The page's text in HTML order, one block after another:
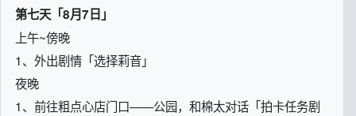
第七天「8月7日」
上午~傍晚
1、外出剧情「选择莉音」
夜晚
1、前往粗点心店门口——公园，和棉太对话「拍卡任务剧